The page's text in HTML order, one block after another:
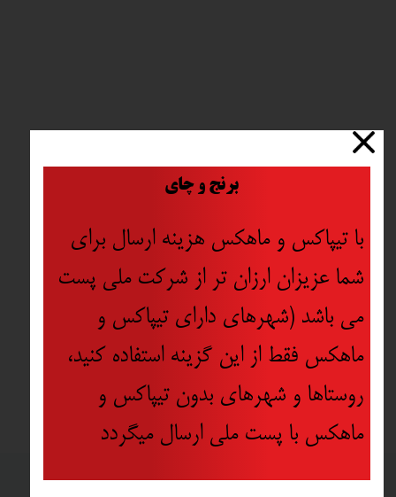
برنج و چای
با تیپاکس و ماهکس هزینه ارسال برای
شما عزیزان ارزان تر از شرکت ملی پست
می باشد (شهرهای دارای تیپاکس و
ماهکس فقط از این گزینه استفاده کنید،
روستاها و شهرهای بدون تیپاکس و
ماهکس با پست ملی ارسال میگردد